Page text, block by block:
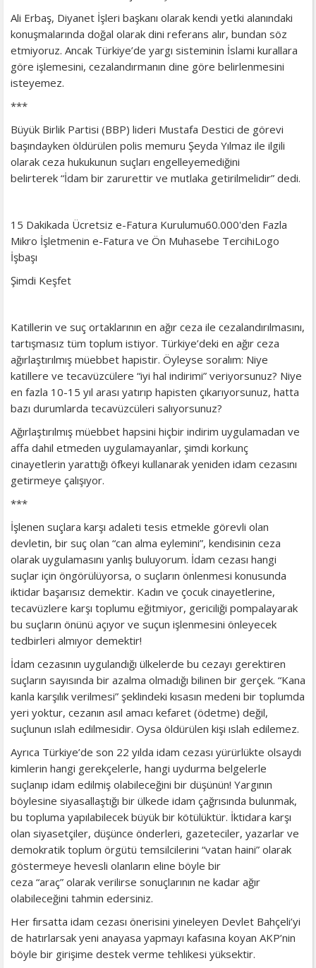
Ali Erbaş, Diyanet İşleri başkanı olarak kendi yetki alanındaki
konuşmalarında doğal olarak dini referans alır, bundan söz
etmiyoruz. Ancak Türkiye’de yargı sisteminin İslami kurallara
göre işlemesini, cezalandırmanın dine göre belirlenmesini
isteyemez.
***
Büyük Birlik Partisi (BBP) lideri Mustafa Destici de görevi
başındayken öldürülen polis memuru Şeyda Yılmaz ile ilgili
olarak ceza hukukunun suçları engelleyemediğini
belirterek “İdam bir zarurettir ve mutlaka getirilmelidir” dedi.
15 Dakikada Ücretsiz e-Fatura Kurulumu60.000'den Fazla
Mikro İşletmenin e-Fatura ve Ön Muhasebe TercihiLogo
İşbaşı
Şimdi Keşfet
Katillerin ve suç ortaklarının en ağır ceza ile cezalandırılmasını,
tartışmasız tüm toplum istiyor. Türkiye’deki en ağır ceza
ağırlaştırılmış müebbet hapistir. Öyleyse soralım: Niye
katillere ve tecavüzcülere “iyi hal indirimi” veriyorsunuz? Niye
en fazla 10-15 yıl arası yatırıp hapisten çıkarıyorsunuz, hatta
bazı durumlarda tecavüzcüleri salıyorsunuz?
Ağırlaştırılmış müebbet hapsini hiçbir indirim uygulamadan ve
affa dahil etmeden uygulamayanlar, şimdi korkunç
cinayetlerin yarattığı öfkeyi kullanarak yeniden idam cezasını
getirmeye çalışıyor.
***
İşlenen suçlara karşı adaleti tesis etmekle görevli olan
devletin, bir suç olan “can alma eylemini”, kendisinin ceza
olarak uygulamasını yanlış buluyorum. İdam cezası hangi
suçlar için öngörülüyorsa, o suçların önlenmesi konusunda
iktidar başarısız demektir. Kadın ve çocuk cinayetlerine,
tecavüzlere karşı toplumu eğitmiyor, gericiliği pompalayarak
bu suçların önünü açıyor ve suçun işlenmesini önleyecek
tedbirleri almıyor demektir!
İdam cezasının uygulandığı ülkelerde bu cezayı gerektiren
suçların sayısında bir azalma olmadığı bilinen bir gerçek. “Kana
kanla karşılık verilmesi” şeklindeki kısasın medeni bir toplumda
yeri yoktur, cezanın asıl amacı kefaret (ödetme) değil,
suçlunun ıslah edilmesidir. Oysa öldürülen kişi ıslah edilemez.
Ayrıca Türkiye’de son 22 yılda idam cezası yürürlükte olsaydı
kimlerin hangi gerekçelerle, hangi uydurma belgelerle
suçlanıp idam edilmiş olabileceğini bir düşünün! Yargının
böylesine siyasallaştığı bir ülkede idam çağrısında bulunmak,
bu topluma yapılabilecek büyük bir kötülüktür. İktidara karşı
olan siyasetçiler, düşünce önderleri, gazeteciler, yazarlar ve
demokratik toplum örgütü temsilcilerini “vatan haini” olarak
göstermeye hevesli olanların eline böyle bir
ceza “araç” olarak verilirse sonuçlarının ne kadar ağır
olabileceğini tahmin edersiniz.
Her fırsatta idam cezası önerisini yineleyen Devlet Bahçeli’yi
de hatırlarsak yeni anayasa yapmayı kafasına koyan AKP’nin
böyle bir girişime destek verme tehlikesi yüksektir.